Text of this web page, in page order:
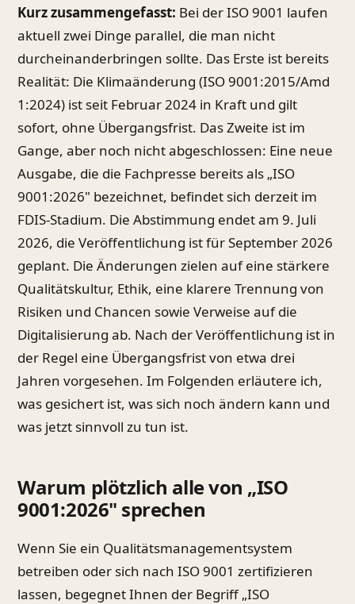
Kurz zusammengefasst: Bei der ISO 9001 laufen
aktuell zwei Dinge parallel, die man nicht
durcheinanderbringen sollte. Das Erste ist bereits
Realität: Die Klimaänderung (ISO 9001:2015/Amd
1:2024) ist seit Februar 2024 in Kraft und gilt
sofort, ohne Übergangsfrist. Das Zweite ist im
Gange, aber noch nicht abgeschlossen: Eine neue
Ausgabe, die die Fachpresse bereits als „ISO
9001:2026" bezeichnet, befindet sich derzeit im
FDIS-Stadium. Die Abstimmung endet am 9. Juli
2026, die Veröffentlichung ist für September 2026
geplant. Die Änderungen zielen auf eine stärkere
Qualitätskultur, Ethik, eine klarere Trennung von
Risiken und Chancen sowie Verweise auf die
Digitalisierung ab. Nach der Veröffentlichung ist in
der Regel eine Übergangsfrist von etwa drei
Jahren vorgesehen. Im Folgenden erläutere ich,
was gesichert ist, was sich noch ändern kann und
was jetzt sinnvoll zu tun ist.
Warum plötzlich alle von „ISO
9001:2026" sprechen
Wenn Sie ein Qualitätsmanagementsystem
betreiben oder sich nach ISO 9001 zertifizieren
lassen, begegnet Ihnen der Begriff „ISO